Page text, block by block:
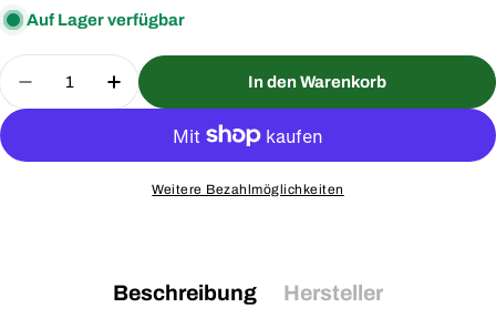
Auf Lager verfügbar
Menge
Menge für Nigellasamen Jungfer im Grünen
Menge für Nigellasamen Jungfer im
In den Warenkorb
Weitere Bezahlmöglichkeiten
Beschreibung Hersteller